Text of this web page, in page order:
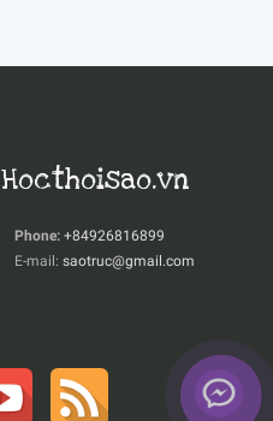
Hocthoisao.vn
Phone: +84926816899
E-mail: saotruc@gmail.com